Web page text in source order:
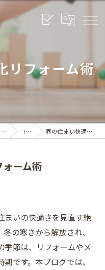
リフォーム術
コラム 春の住まい快適化リフォーム術
ーム術
まいの快適さを見直す絶
の寒さから解放され、
季節は、リフォームやメ
です。本ブログでは、